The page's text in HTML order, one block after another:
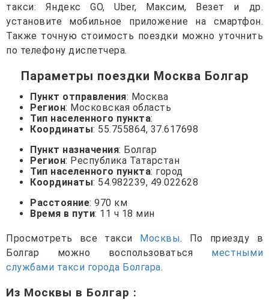
такси: Яндекс GO, Uber, Максим, Везет и др.
установите мобильное приложение на смартфон.
Также точную стоимость поездки можно уточнить
по телефону диспетчера.
Параметры поездки Москва Болгар
Пункт отправления: Москва
Регион: Московская область
Тип населенного пункта:
Координаты: 55.755864, 37.617698
Пункт назначения: Болгар
Регион: Республика Татарстан
Тип населенного пункта: город
Координаты: 54.982239, 49.022628
Расстояние: 970 км
Время в пути: 11 ч 18 мин
Просмотреть все такси Москвы. По приезду в
Болгар можно воспользоваться местными
службами такси города Болгара.
Из Москвы в Болгар :